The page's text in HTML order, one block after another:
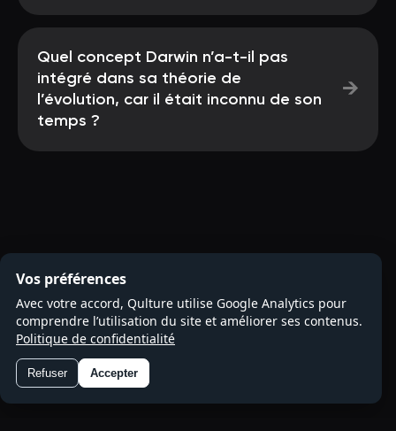
Quel concept Darwin n’a-t-il pas
intégré dans sa théorie de
l’évolution, car il était inconnu de son
temps ?
→
Vos préférences
Avec votre accord, Qulture utilise Google Analytics pour
comprendre l’utilisation du site et améliorer ses contenus.
Politique de confidentialité
Refuser Accepter